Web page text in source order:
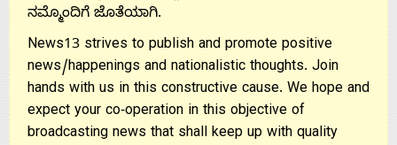
ನಮ್ಮೊಂದಿಗೆ ಜೊತೆಯಾಗಿ.
News13 strives to publish and promote positive
news/happenings and nationalistic thoughts. Join
hands with us in this constructive cause. We hope and
expect your co-operation in this objective of
broadcasting news that shall keep up with quality